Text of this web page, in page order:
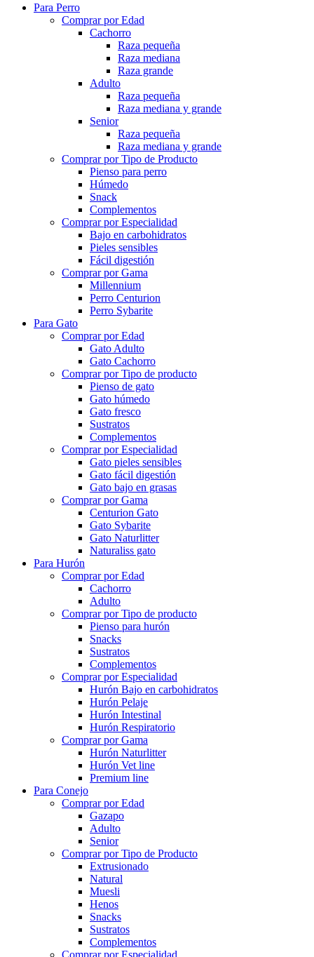
Para Perro
Comprar por Edad
Cachorro
Raza pequeña
Raza mediana
Raza grande
Adulto
Raza pequeña
Raza mediana y grande
Senior
Raza pequeña
Raza mediana y grande
Comprar por Tipo de Producto
Pienso para perro
Húmedo
Snack
Complementos
Comprar por Especialidad
Bajo en carbohidratos
Pieles sensibles
Fácil digestión
Comprar por Gama
Millennium
Perro Centurion
Perro Sybarite
Para Gato
Comprar por Edad
Gato Adulto
Gato Cachorro
Comprar por Tipo de producto
Pienso de gato
Gato húmedo
Gato fresco
Sustratos
Complementos
Comprar por Especialidad
Gato pieles sensibles
Gato fácil digestión
Gato bajo en grasas
Comprar por Gama
Centurion Gato
Gato Sybarite
Gato Naturlitter
Naturaliss gato
Para Hurón
Comprar por Edad
Cachorro
Adulto
Comprar por Tipo de producto
Pienso para hurón
Snacks
Sustratos
Complementos
Comprar por Especialidad
Hurón Bajo en carbohidratos
Hurón Pelaje
Hurón Intestinal
Hurón Respiratorio
Comprar por Gama
Hurón Naturlitter
Hurón Vet line
Premium line
Para Conejo
Comprar por Edad
Gazapo
Adulto
Senior
Comprar por Tipo de Producto
Extrusionado
Natural
Muesli
Henos
Snacks
Sustratos
Complementos
Comprar por Especialidad